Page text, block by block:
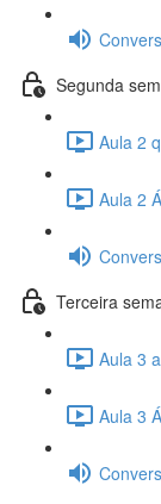
Segunda
Aula 2
Aula 2
Terceira
Aula 3
Aula 3